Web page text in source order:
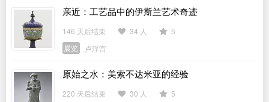
亲近：工艺品中的伊斯兰艺术奇迹
146 天后结束 34 人
5
展览
卢浮宫
原始之水：美索不达米亚的经验
220 天后结束 30 人 5